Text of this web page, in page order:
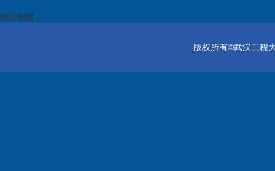
快速链接：
版权所有©武汉工程